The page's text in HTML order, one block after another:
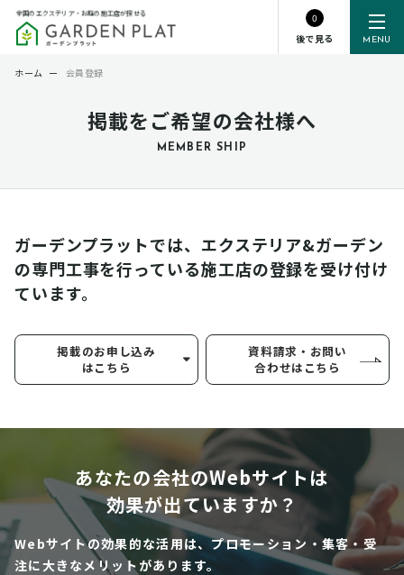
MENU
全国のエクステリア・お庭の施工店が探せる
0
後で見る
掲載をご希望の会社様へ
MEMBER SHIP
ホーム ー 会員登録
ガーデンプラットでは、エクステリア&ガーデン
の専門工事を行っている施工店の登録を受け付け
ています。
掲載のお申し込み
はこちら
資料請求・お問い
合わせはこちら
あなたの会社のWebサイトは
効果が出ていますか？
Webサイトの効果的な活用は、プロモーション・集客・受
注に大きなメリットがあります。